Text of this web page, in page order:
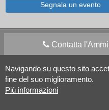
Navigando su questo sito
fine del suo miglioramento.
Più informazioni
Segnala un evento
Contatta
Apps Mobile